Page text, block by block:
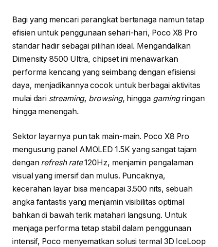
Bagi yang mencari perangkat bertenaga namun tetap
efisien untuk penggunaan sehari-hari, Poco X8 Pro
standar hadir sebagai pilihan ideal. Mengandalkan
Dimensity 8500 Ultra, chipset ini menawarkan
performa kencang yang seimbang dengan efisiensi
daya, menjadikannya cocok untuk berbagai aktivitas
mulai dari streaming, browsing, hingga gamingringan
hingga menengah.
Sektor layarnya pun tak main-main. Poco X8 Pro
mengusung panel AMOLED 1.5K yang sangat tajam
dengan refresh rate120Hz, menjamin pengalaman
visual yang imersif dan mulus. Puncaknya,
kecerahan layar bisa mencapai 3.500 nits, sebuah
angka fantastis yang menjamin visibilitas optimal
bahkan di bawah terik matahari langsung. Untuk
menjaga performa tetap stabil dalam penggunaan
intensif, Poco menyematkan solusi termal 3D IceLoop